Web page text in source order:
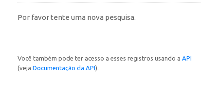
Por favor tente uma nova pesquisa.
Você também pode ter acesso a esses registros usando a API
(veja Documentação da API).